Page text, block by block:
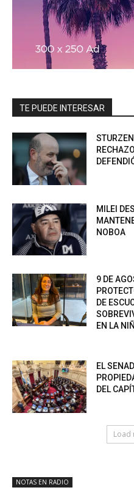
TE PUEDE INTERESAR
MILEI
NOBOA
9 DE
DE
EN LA
EL
DEL
Load